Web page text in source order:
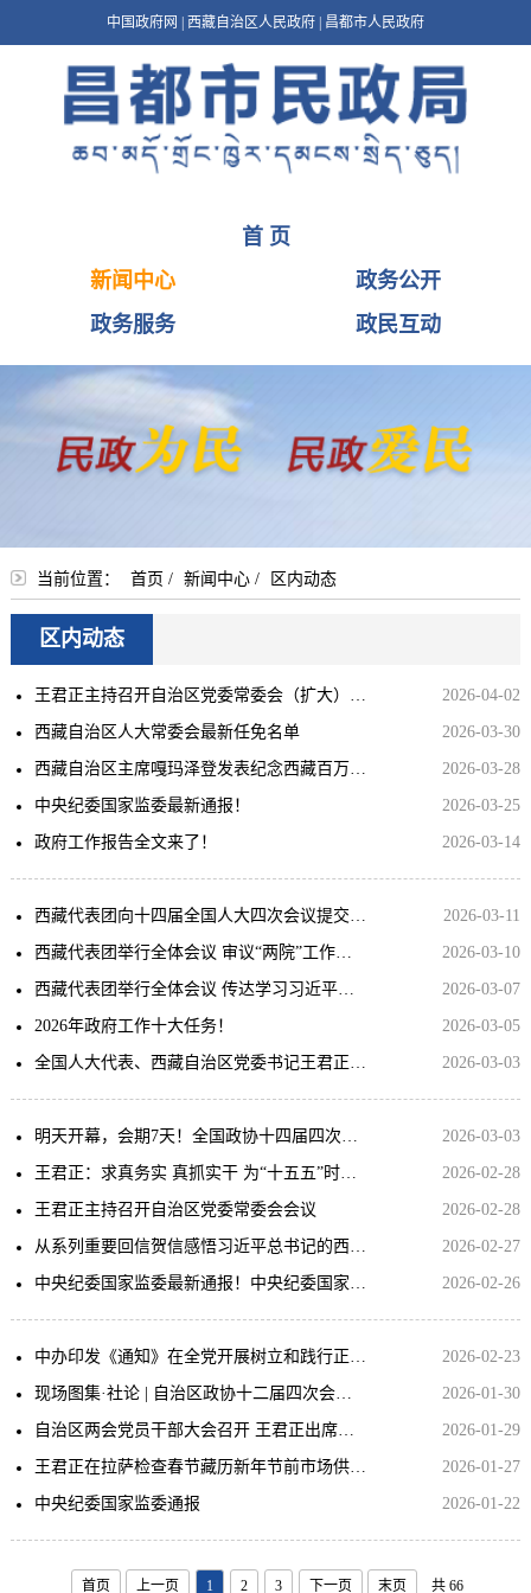
中国政府网 西藏自治区人民政府 昌都市人民政府
首 页
新闻中心
政务公开
政务服务
政民互动
当前位置： 首页 / 新闻中心/ 区内动态
区内动态
王君正主持召开自治区党委常委会（扩大）会议 2026-04-02
西藏自治区人大常委会最新任免名单 2026-03-30
西藏自治区主席嘎玛泽登发表纪念西藏百万农奴解放67周年讲话 2026-03-28
中央纪委国家监委最新通报！ 2026-03-25
政府工作报告全文来了！ 2026-03-14
西藏代表团向十四届全国人大四次会议提交建议33件 2026-03-11
西藏代表团举行全体会议 审议“两院”工作报告等 王君正讲话 严金海发言 嘎玛泽登主持 2026-03-10
西藏代表团举行全体会议 传达学习习近平总书记重要讲话精神 2026-03-07
2026年政府工作十大任务！ 2026-03-05
全国人大代表、西藏自治区党委书记王君正给人民网网友回信 2026-03-03
明天开幕，会期7天！全国政协十四届四次会议主要议程→ 2026-03-03
王君正：求真务实 真抓实干 为“十五五”时期我区经济社会发展开好局起好步打下坚实基础 2026-02-28
王君正主持召开自治区党委常委会会议 2026-02-28
从系列重要回信贺信感悟习近平总书记的西藏情怀 2026-02-27
中央纪委国家监委最新通报！中央纪委国家监委最新通报！ 2026-02-26
中办印发《通知》在全党开展树立和践行正确政绩观学习教育 2026-02-23
现场图集·社论 | 自治区政协十二届四次会议开幕！ 2026-01-30
自治区两会党员干部大会召开 王君正出席并讲话 2026-01-29
王君正在拉萨检查春节藏历新年节前市场供应保障等工作 2026-01-27
中央纪委国家监委通报 2026-01-22
首页 上一页 1 2 3 下一页 末页 共 66